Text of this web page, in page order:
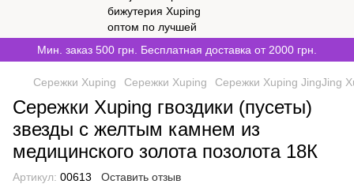
Мин. заказ 500 грн. Бесплатная доставка от 2000 грн.
Сережки Xuping Сережки Xuping Сережки Xuping JingJing
Сережки Xuping гвоздики (пусеты)
звезды с желтым камнем из
медицинского золота позолота 18К
Артикул: 00613 Оставить отзыв